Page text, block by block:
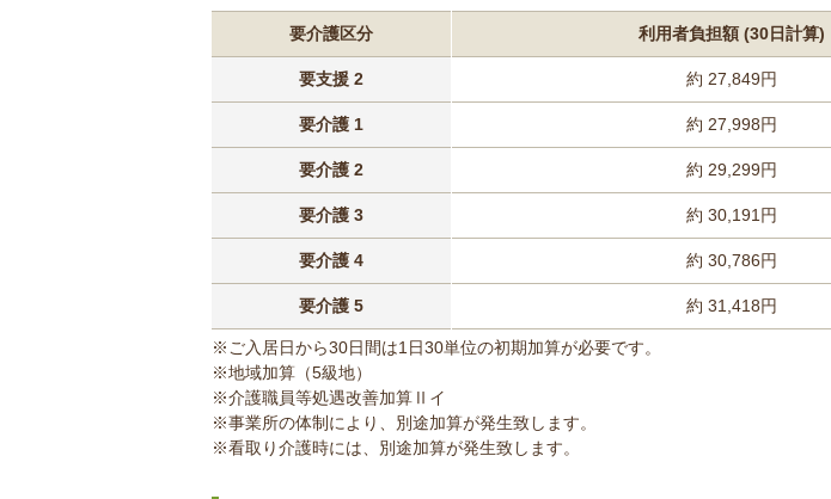
要介護区分 利用者負担額 (30日計算)
要支援 2 約 27,849円
要介護 1 約 27,998円
要介護 2 約 29,299円
要介護 3 約 30,191円
要介護 4 約 30,786円
要介護 5 約 31,418円
※ご入居日から30日間は1日30単位の初期加算が必要です。
※地域加算（5級地）
※介護職員等処遇改善加算Ⅱイ
※事業所の体制により、別途加算が発生致します。
※看取り介護時には、別途加算が発生致します。